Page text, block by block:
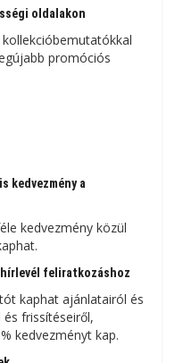
oldalakon
promóciós
kedvezmény a
kedvezmény közül
hírlevél feliratkozáshoz
kaphat ajánlatairól és
frissítéseiről,
kedvezményt kap.